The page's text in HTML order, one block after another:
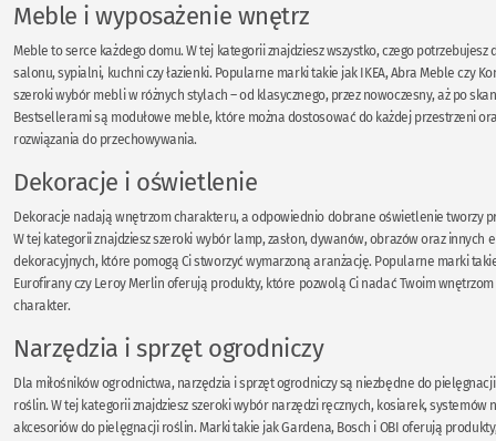
Meble i wyposażenie wnętrz
Meble to serce każdego domu. W tej kategorii znajdziesz wszystko, czego
salonu, sypialni, kuchni czy łazienki. Popularne marki takie jak IKEA, Abra Meble czy
szeroki wybór mebli w różnych stylach – od klasycznego, przez nowoczesny, aż po
Bestsellerami są modułowe meble, które można dostosować do każdej przestrzeni
rozwiązania do przechowywania.
Dekoracje i oświetlenie
Dekoracje nadają wnętrzom charakteru, a odpowiednio dobrane oświetlenie tworzy
W tej kategorii znajdziesz szeroki wybór lamp, zasłon, dywanów, obrazów oraz innych
dekoracyjnych, które pomogą Ci stworzyć wymarzoną aranżację. Popularne marki
Eurofirany czy Leroy Merlin oferują produkty, które pozwolą Ci nadać Twoim
charakter.
Narzędzia i sprzęt ogrodniczy
Dla miłośników ogrodnictwa, narzędzia i sprzęt ogrodniczy są niezbędne do
roślin. W tej kategorii znajdziesz szeroki wybór narzędzi ręcznych, kosiarek, systemów
akcesoriów do pielęgnacji roślin. Marki takie jak Gardena, Bosch i OBI oferują